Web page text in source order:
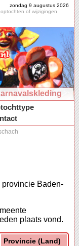
zondag 9 augustus 2026
of wijzigingen
Baden-
plaats vond.
Provincie (Land)